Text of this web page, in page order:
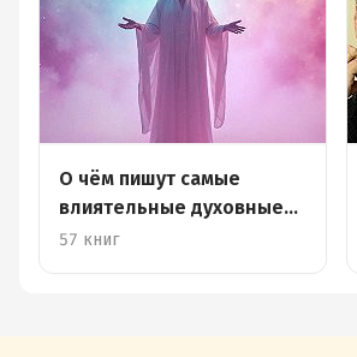
О чём пишут самые
влиятельные духовные
лидеры
57 книг